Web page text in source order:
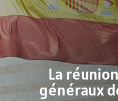
La
généraux